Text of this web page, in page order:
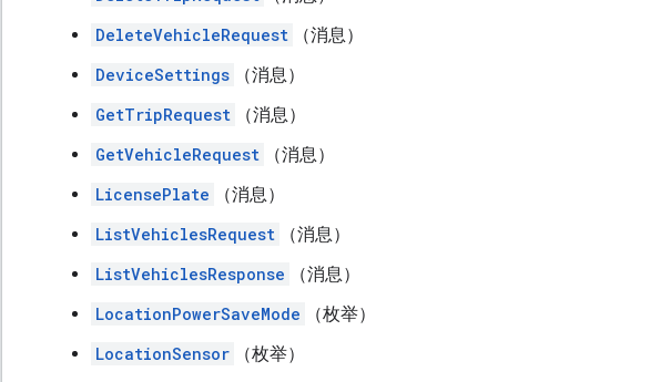
DeleteVehicleRequest
（消息）
DeviceSettings
（消息）
GetTripRequest
（消息）
GetVehicleRequest
（消息）
LicensePlate
（消息）
ListVehiclesRequest
（消息）
ListVehiclesResponse
（消息）
LocationPowerSaveMode
（枚举）
LocationSensor
（枚举）